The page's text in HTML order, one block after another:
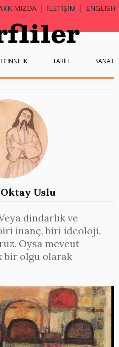
İLETİŞİM ENGLISH
ECİNNİLİK TARİH SANAT
Uslu
dindarlık ve
inanç, biri ideoloji.
Oysa mevcut
bir olgu olarak